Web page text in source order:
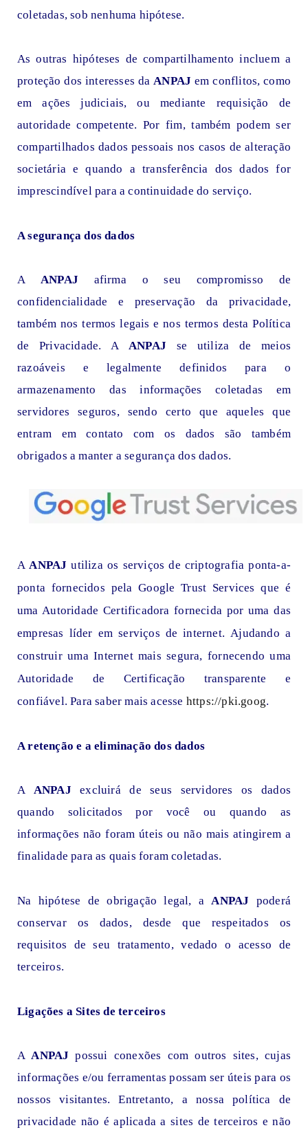
coletadas, sob nenhuma hipótese.
As outras hipóteses de compartilhamento incluem a
proteção dos interesses daANPAJem conflitos, como
em ações judiciais, ou mediante requisição de
autoridade competente. Por fim, também podem ser
compartilhados dados pessoais nos casos de alteração
societária e quando a transferência dos dados for
imprescindível para a continuidade do serviço.
A segurança dos dados
A ANPAJ afirma o seu compromisso de
confidencialidade e preservação da privacidade,
também nos termos legais e nos termos desta Política
de Privacidade. AANPAJ se utiliza de meios
razoáveis e legalmente definidos para o
armazenamento das informações coletadas em
servidores seguros, sendo certo que aqueles que
entram em contato com os dados são também
obrigados a manter a segurança dos dados.
AANPAJutiliza os serviços de criptografia ponta-a-
ponta fornecidos pela Google Trust Services que é
uma Autoridade Certificadora fornecida por uma das
empresas líder em serviços de internet.Ajudando a
construir uma Internet mais segura, fornecendo uma
Autoridade de Certificação transparente e
confiável. Para saber mais acesse https://pki.goog.
A retenção e a eliminação dos dados
A ANPAJexcluirá de seus servidores os dados
quando solicitados por você ou quando as
informações não foram úteis ou não mais atingirem a
finalidade para as quais foram coletadas.
Na hipótese de obrigação legal, aANPAJ poderá
conservar os dados, desde que respeitados os
requisitos de seu tratamento, vedado o acesso de
terceiros.
Ligações a Sites de terceiros
AANPAJpossui conexões com outros sites, cujas
informações e/ou ferramentas possam ser úteis para os
nossos visitantes. Entretanto, a nossa política de
privacidade não é aplicada a sites de terceiros e não